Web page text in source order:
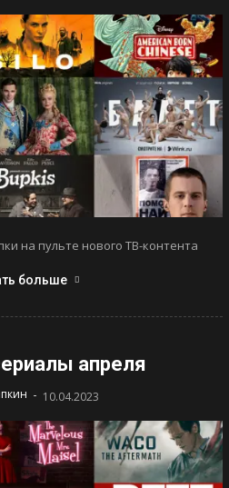
на пульте нового ТВ-контента
больше
апреля
- 10.04.2023